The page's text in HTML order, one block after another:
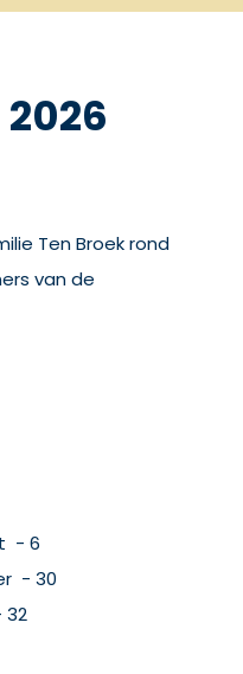
Ten Broek rond
van de
- 6
- 30
32